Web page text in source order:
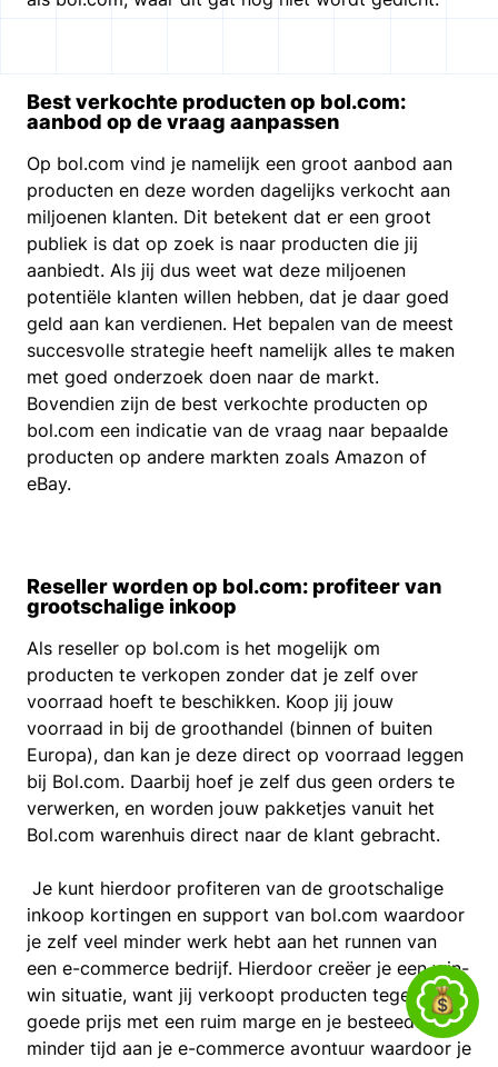
Best verkochte producten op bol.com:
aanbod op de vraag aanpassen
Op bol.com vind je namelijk een groot aanbod aan
producten en deze worden dagelijks verkocht aan
miljoenen klanten. Dit betekent dat er een groot
publiek is dat op zoek is naar producten die jij
aanbiedt. Als jij dus weet wat deze miljoenen
potentiële klanten willen hebben, dat je daar goed
geld aan kan verdienen. Het bepalen van de meest
succesvolle strategie heeft namelijk alles te maken
met goed onderzoek doen naar de markt.
Bovendien zijn de best verkochte producten op
bol.com een indicatie van de vraag naar bepaalde
producten op andere markten zoals Amazon of
eBay.
Reseller worden op bol.com: profiteer van
grootschalige inkoop
Als reseller op bol.com is het mogelijk om
producten te verkopen zonder dat je zelf over
voorraad hoeft te beschikken. Koop jij jouw
voorraad in bij de groothandel (binnen of buiten
Europa), dan kan je deze direct op voorraad leggen
bij Bol.com. Daarbij hoef je zelf dus geen orders te
verwerken, en worden jouw pakketjes vanuit het
Bol.com warenhuis direct naar de klant gebracht.
Je kunt hierdoor profiteren van de grootschalige
inkoop kortingen en support van bol.com waardoor
je zelf veel minder werk hebt aan het runnen van
een e-commerce bedrijf. Hierdoor creëer je een win-
win situatie, want jij verkoopt producten tegen een
goede prijs met een ruim marge en je besteedt
minder tijd aan je e-commerce avontuur waardoor je